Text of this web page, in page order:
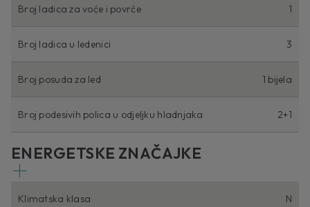
Broj ladica za voće i povrće 1
Broj ladica u ledenici 3
Broj posuda za led 1 bijela
Broj podesivih polica u odjeljku hladnjaka 2+1
ENERGETSKE ZNAČAJKE
Klimatska klasa N